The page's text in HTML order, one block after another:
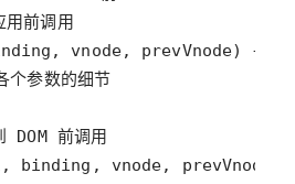
    // 下面会介绍各个参数的细节